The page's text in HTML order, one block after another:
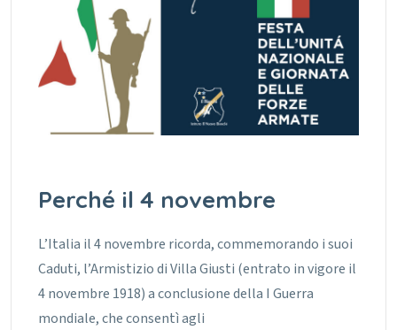
Perché il 4 novembre
L’Italia il 4 novembre ricorda, commemorando i suoi
Caduti, l’Armistizio di Villa Giusti (entrato in vigore il
4 novembre 1918) a conclusione della I Guerra
mondiale, che consentì agli